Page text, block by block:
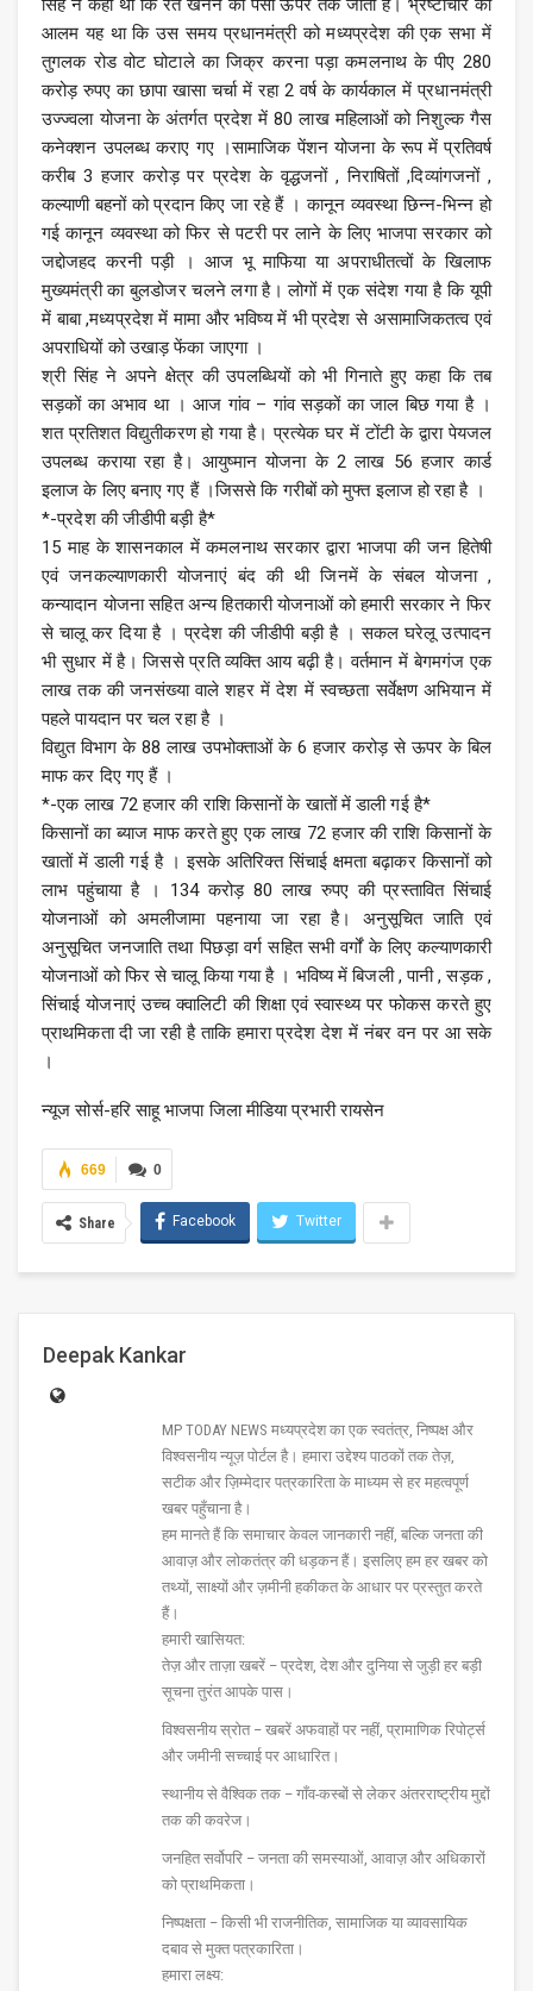
सिंह ने कहा था कि रेत खनन का पैसा ऊपर तक जाता है। भ्रष्टाचार का
आलम यह था कि उस समय प्रधानमंत्री को मध्यप्रदेश की एक सभा में
तुगलक रोड वोट घोटाले का जिक्र करना पड़ा कमलनाथ के पीए 280
करोड़ रुपए का छापा खासा चर्चा में रहा 2 वर्ष के कार्यकाल में प्रधानमंत्री
उज्ज्वला योजना के अंतर्गत प्रदेश में 80 लाख महिलाओं को निशुल्क गैस
कनेक्शन उपलब्ध कराए गए ।सामाजिक पेंशन योजना के रूप में प्रतिवर्ष
करीब 3 हजार करोड़ पर प्रदेश के वृद्धजनों , निराषितों ,दिव्यांगजनों ,
कल्याणी बहनों को प्रदान किए जा रहे हैं । कानून व्यवस्था छिन्न-भिन्न हो
गई कानून व्यवस्था को फिर से पटरी पर लाने के लिए भाजपा सरकार को
जद्दोजहद करनी पड़ी । आज भू माफिया या अपराधीतत्वों के खिलाफ
मुख्यमंत्री का बुलडोजर चलने लगा है। लोगों में एक संदेश गया है कि यूपी
में बाबा ,मध्यप्रदेश में मामा और भविष्य में भी प्रदेश से असामाजिकतत्व एवं
अपराधियों को उखाड़ फेंका जाएगा ।
श्री सिंह ने अपने क्षेत्र की उपलब्धियों को भी गिनाते हुए कहा कि तब
सड़कों का अभाव था । आज गांव – गांव सड़कों का जाल बिछ गया है ।
शत प्रतिशत विद्युतीकरण हो गया है। प्रत्येक घर में टोंटी के द्वारा पेयजल
उपलब्ध कराया रहा है। आयुष्मान योजना के 2 लाख 56 हजार कार्ड
इलाज के लिए बनाए गए हैं ।जिससे कि गरीबों को मुफ्त इलाज हो रहा है ।
*-प्रदेश की जीडीपी बड़ी है*
15 माह के शासनकाल में कमलनाथ सरकार द्वारा भाजपा की जन हितेषी
एवं जनकल्याणकारी योजनाएं बंद की थी जिनमें के संबल योजना ,
कन्यादान योजना सहित अन्य हितकारी योजनाओं को हमारी सरकार ने फिर
से चालू कर दिया है । प्रदेश की जीडीपी बड़ी है । सकल घरेलू उत्पादन
भी सुधार में है। जिससे प्रति व्यक्ति आय बढ़ी है। वर्तमान में बेगमगंज एक
लाख तक की जनसंख्या वाले शहर में देश में स्वच्छता सर्वेक्षण अभियान में
पहले पायदान पर चल रहा है ।
विद्युत विभाग के 88 लाख उपभोक्ताओं के 6 हजार करोड़ से ऊपर के बिल
माफ कर दिए गए हैं ।
*-एक लाख 72 हजार की राशि किसानों के खातों में डाली गई है*
किसानों का ब्याज माफ करते हुए एक लाख 72 हजार की राशि किसानों के
खातों में डाली गई है । इसके अतिरिक्त सिंचाई क्षमता बढ़ाकर किसानों को
लाभ पहुंचाया है । 134 करोड़ 80 लाख रुपए की प्रस्तावित सिंचाई
योजनाओं को अमलीजामा पहनाया जा रहा है। अनुसूचित जाति एवं
अनुसूचित जनजाति तथा पिछड़ा वर्ग सहित सभी वर्गों के लिए कल्याणकारी
योजनाओं को फिर से चालू किया गया है । भविष्य में बिजली , पानी , सड़क ,
सिंचाई योजनाएं उच्च क्वालिटी की शिक्षा एवं स्वास्थ्य पर फोकस करते हुए
प्राथमिकता दी जा रही है ताकि हमारा प्रदेश देश में नंबर वन पर आ सके
।
न्यूज सोर्स-हरि साहू भाजपा जिला मीडिया प्रभारी रायसेन
0
669
Share Facebook Twitter
Deepak Kankar
MP TODAY NEWS मध्यप्रदेश का एक स्वतंत्र, निष्पक्ष और
विश्वसनीय न्यूज़ पोर्टल है। हमारा उद्देश्य पाठकों तक तेज़,
सटीक और ज़िम्मेदार पत्रकारिता के माध्यम से हर महत्वपूर्ण
खबर पहुँचाना है।
हम मानते हैं कि समाचार केवल जानकारी नहीं, बल्कि जनता की
आवाज़ और लोकतंत्र की धड़कन हैं। इसलिए हम हर खबर को
तथ्यों, साक्ष्यों और ज़मीनी हकीकत के आधार पर प्रस्तुत करते
हैं।
हमारी खासियत:
तेज़ और ताज़ा खबरें – प्रदेश, देश और दुनिया से जुड़ी हर बड़ी
सूचना तुरंत आपके पास।
विश्वसनीय स्रोत – खबरें अफवाहों पर नहीं, प्रामाणिक रिपोर्ट्स
और जमीनी सच्चाई पर आधारित।
स्थानीय से वैश्विक तक – गाँव-कस्बों से लेकर अंतरराष्ट्रीय मुद्दों
तक की कवरेज।
जनहित सर्वोपरि – जनता की समस्याओं, आवाज़ और अधिकारों
को प्राथमिकता।
निष्पक्षता – किसी भी राजनीतिक, सामाजिक या व्यावसायिक
दबाव से मुक्त पत्रकारिता।
हमारा लक्ष्य: